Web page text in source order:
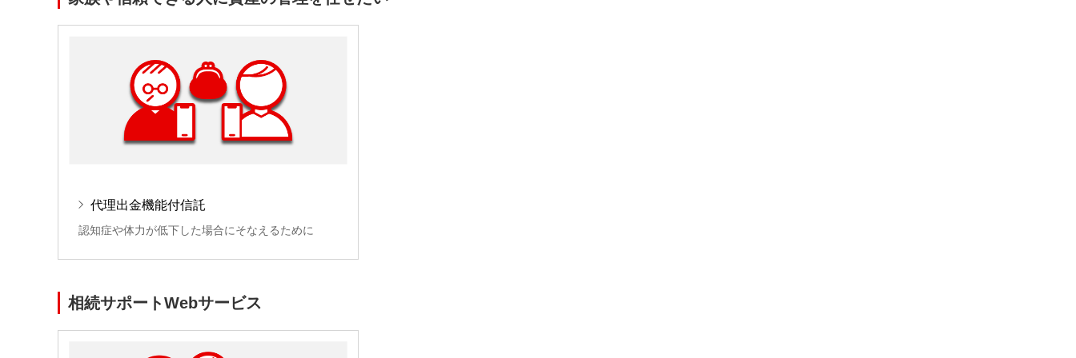
代理出金機能付信託
認知症や体力が低下した場合にそなえるために
相続サポートWebサービス